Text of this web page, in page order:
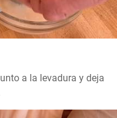
a la levadura y deja